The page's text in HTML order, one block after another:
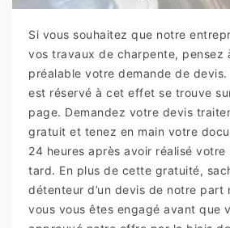
Si vous souhaitez que notre
vos travaux de charpente, pensez
préalable votre demande de
est réservé à cet effet se trouve
page. Demandez votre devis
gratuit et tenez en main votre
24 heures après avoir réalisé
tard. En plus de cette gratuité,
détenteur d’un devis de notre part
vous vous êtes engagé avant que